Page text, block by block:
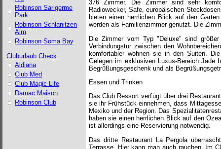
Robinson Sarigerme
Park
Robinson Schlanitzen
Alm
Robinson Soma Bay
Cluburlaub Check
Aldiana
Club Med
Club Magic Life
Damac Maison
Robinson Club
376 Zimmer. Die Zimmer sind sehr
Radiowecker, Safe, europäischen
bieten einen herrlichen Blick auf den
werden als Familienzimmer genutzt. Die
Die Zimmer vom Typ "Deluxe" sind
Verbindungstür zwischen den
komfortabler wohnen sie in den Suiten.
Gelegen im exklusiven Luxus-Bereich Jade
Begrüßungsgeschenk und als
Essen und Trinken
Das Club Ressort verfügt über drei
sie ihr Frühstück einnehmen, dass
Mexiko und der Region. Das
haben sie einen herrlichen Blick auf den
ist allerdings eine Reservierung notwendig.
Das dritte Restaurant La Pergola
Terrasse. Hier kann man auch rauchen. Im